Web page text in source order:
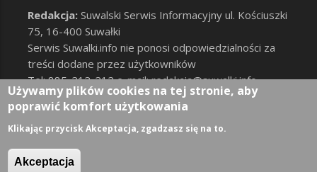
Redakcja: Suwalski Serwis Informacyjny ul. Kościuszki
75, 16-400 Suwałki
Serwis Suwalki.info nie ponosi odpowiedzialności za
treści dodane przez użytkowników
Tel: 885-212-212 e-mail:redakcja@suwalki.info,
reklama@suwalki.info
RODO |Cookies
User account menu
Zaloguj
Używamy plików cookies na tej stronie, aby
poprawić komfort użytkowania
Klikając przycisk Akceptacja, zgadzasz się na to.
Akceptacja